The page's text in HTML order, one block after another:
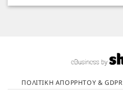
ΠΟΛΙΤΙΚΉ ΑΠΟΡΡΉΤΟΥ & GDPR